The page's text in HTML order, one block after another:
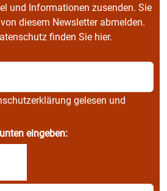
und Informationen zusenden. Sie
diesem Newsletter abmelden.
finden Sie hier.
gelesen und
eingeben: